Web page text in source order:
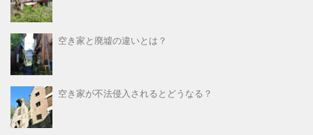
空き家と廃墟の違いとは？
空き家が不法侵入されるとどうなる？